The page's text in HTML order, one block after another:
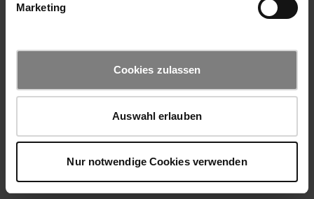
Marketing
Cookies zulassen
Auswahl erlauben
Nur notwendige Cookies verwenden